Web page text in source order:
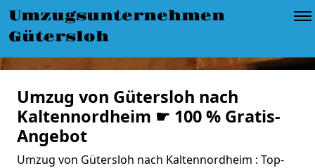
Umzugsunternehmen
Gütersloh
Umzug von Gütersloh nach
Kaltennordheim ☛ 100 % Gratis-
Angebot
Umzug von Gütersloh nach Kaltennordheim : Top-